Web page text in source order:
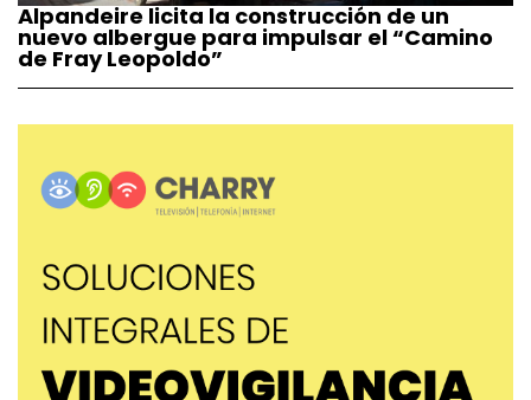
Alpandeire licita la construcción de un
nuevo albergue para impulsar el “Camino
de Fray Leopoldo”